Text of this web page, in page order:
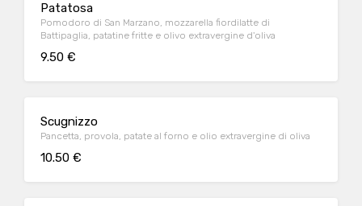
Patatosa
Pomodoro di San Marzano, mozzarella fiordilatte di
Battipaglia, patatine fritte e olivo extravergine d'oliva
9.50 €
Scugnizzo
Pancetta, provola, patate al forno e olio extravergine di oliva
10.50 €